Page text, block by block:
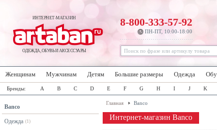
ИНТЕРНЕТ-МАГАЗИН
ОДЕЖДА, ОБУВЬ И АКСЕССУАРЫ
8-800-333-57-92
ПН-ПТ, 10:00-18:00
Женщинам Мужчинам Детям Большие размеры Одежда
Бренды: A B C D E F G H I J K
Banco
Одежда (1)
Главная Banco
Интернет-магазин Banco